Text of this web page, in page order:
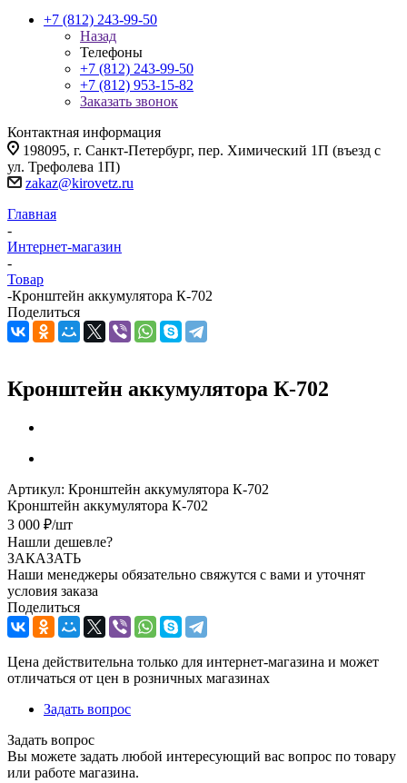
+7 (812) 243-99-50
Назад
Телефоны
+7 (812) 243-99-50
+7 (812) 953-15-82
Заказать звонок
Контактная информация
198095, г. Санкт-Петербург, пер. Химический 1П (въезд с
ул. Трефолева 1П)
zakaz@kirovetz.ru
Главная
-
Интернет-магазин
-
Товар
-Кронштейн аккумулятора К-702
Поделиться
Кронштейн аккумулятора К-702
Артикул: Кронштейн аккумулятора К-702
Кронштейн аккумулятора К-702
3 000 ₽/шт
Нашли дешевле?
ЗАКАЗАТЬ
Наши менеджеры обязательно свяжутся с вами и уточнят
условия заказа
Поделиться
Цена действительна только для интернет-магазина и может
отличаться от цен в розничных магазинах
Задать вопрос
Задать вопрос
Вы можете задать любой интересующий вас вопрос по товару
или работе магазина.